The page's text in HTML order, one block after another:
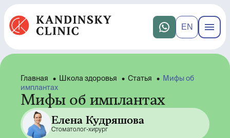
EN
Главная • Школа здоровья • Статья •
Мифы об
имплантах
Мифы об имплантах
Елена Кудряшова
Стоматолог-хирург